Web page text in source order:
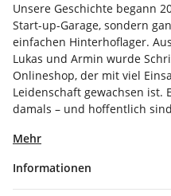
Unsere Geschichte begann
Start-up-Garage, sondern
einfachen Hinterhoflager.
Lukas und Armin wurde
Onlineshop, der mit viel
Leidenschaft gewachsen ist.
damals – und hoffentlich
Mehr
Informationen